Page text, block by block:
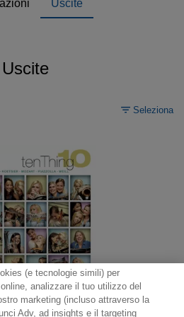
Uscite
Uscite
Seleziona
(e tecnologie simili) per
analizzare il tuo utilizzo del
marketing (incluso attraverso la
Adv, ad insights e il targeting